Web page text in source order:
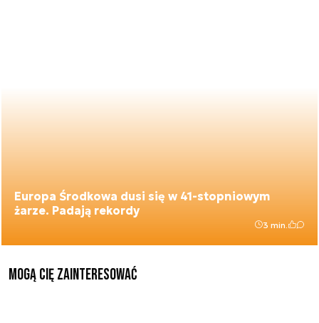
Europa Środkowa dusi się w 41-stopniowym
żarze. Padają rekordy
3 min.
Mogą Cię zainteresować